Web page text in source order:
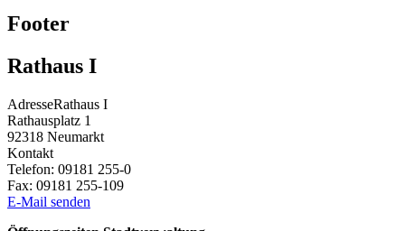
Footer
Rathaus I
AdresseRathaus I
Rathausplatz 1
92318 Neumarkt
Kontakt
Telefon: 09181 255-0
Fax: 09181 255-109
E-Mail senden